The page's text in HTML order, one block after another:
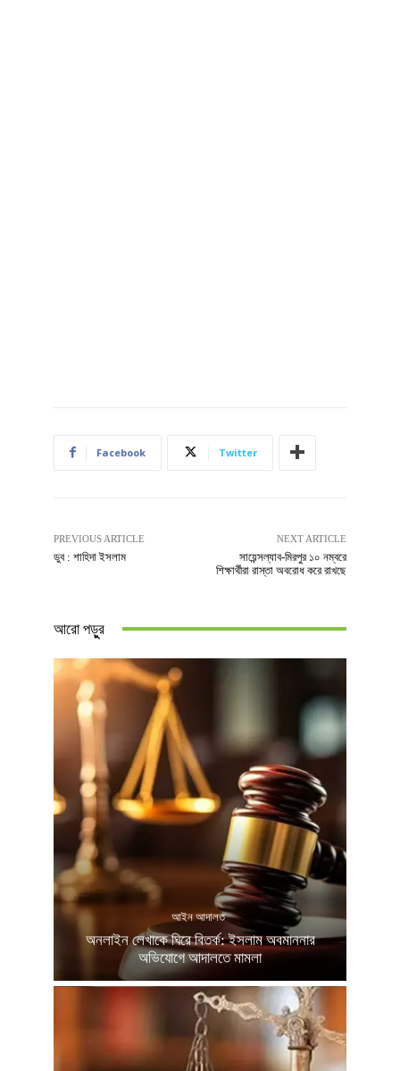
Facebook Twitter
PREVIOUS ARTICLE
ডুব : শাহিদা ইসলাম
NEXT ARTICLE
সায়েন্সল্যাব-মিরপুর ১০ নম্বরে
শিক্ষার্থীরা রাস্তা অবরোধ করে রাখছে
আরো পড়ুুর
আইন আদালত
অনলাইন লেখাকে ঘিরে বিতর্ক: ইসলাম অবমাননার
অভিযোগে আদালতে মামলা